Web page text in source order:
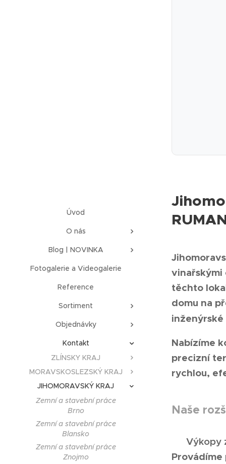
Úvod
O nás
Blog | NOVINKA
Fotogalerie a Videogalerie
Reference
Sortiment
Objednávky
Kontakt
ZLÍNSKY KRAJ
MORAVSKOSLEZSKÝ KRAJ
JIHOMORAVSKÝ KRAJ
Zemní a stavební práce
Brno
Zemní a stavební práce
Blansko
Zemní a stavební práce
Znojmo
vinařskými
těchto
domu na
Nabízíme
precizní
rychlou,
Naše
Výkopy